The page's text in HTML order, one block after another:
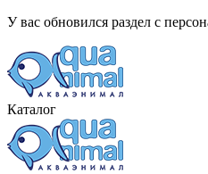
У вас обновился раздел с
Каталог